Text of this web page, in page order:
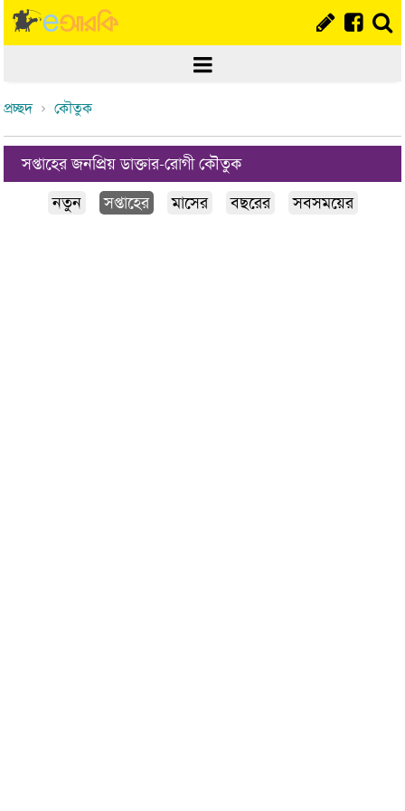
প্রচ্ছদ কৌতুক
সপ্তাহের জনপ্রিয় ডাক্তার-রোগী কৌতুক
নতুন
সপ্তাহের মাসের বছরের সবসময়ের